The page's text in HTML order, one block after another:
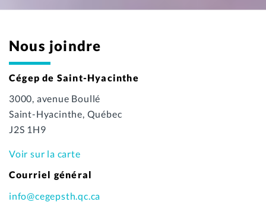
Nous joindre
Cégep de Saint-Hyacinthe
3000, avenue Boullé
Saint-Hyacinthe, Québec
J2S 1H9
Voir sur la carte
Courriel général
info@cegepsth.qc.ca